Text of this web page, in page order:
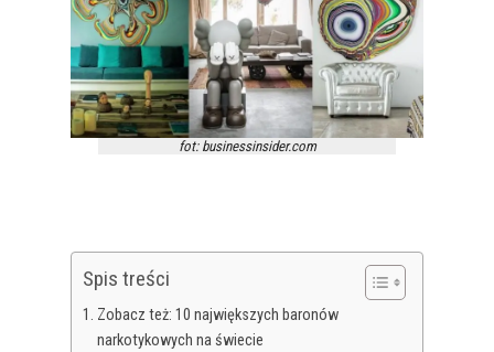
fot: businessinsider.com
Spis treści
Zobacz też: 10 największych baronów
narkotykowych na świecie